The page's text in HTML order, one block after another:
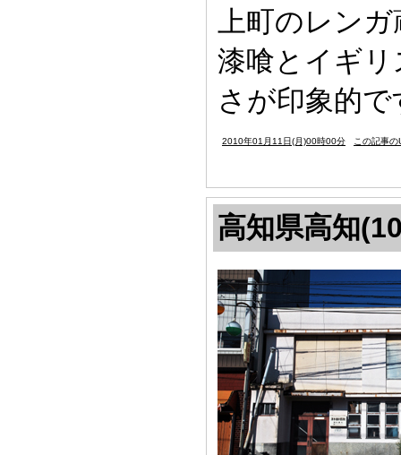
上町のレン
漆喰とイギ
さが印象的で
2010年01月11日(月)00時00分 この記事の
高知県高知